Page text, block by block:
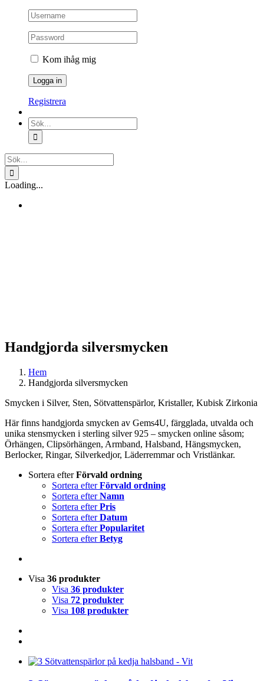
Kom ihåg mig
Registrera
Sök
efter:
Sök
efter:
Loading...
Handgjorda silversmycken
Hem
Handgjorda silversmycken
Smycken i Silver, Sten, Sötvattenspärlor, Kristaller, Kubisk Zirkonia
Här finns handgjorda smycken av Gems4U, färgglada, utvalda och
unika stensmycken i sterling silver 925 – smycken online såsom;
Örhängen, Clipsörhängen, Armband, Halsband, Hängsmycken,
Berlocker, Ringar, Silverkedjor, Läderremmar och Vristlänkar.
Sortera efterFörvald ordning
Sortera efterFörvald ordning
Sortera efterNamn
Sortera efterPris
Sortera efterDatum
Sortera efterPopularitet
Sortera efterBetyg
Visa 36 produkter
Visa 36 produkter
Visa 72 produkter
Visa 108 produkter